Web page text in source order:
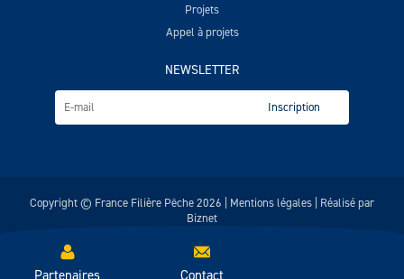
Partenaires Contact
Projets
Appel à projets
NEWSLETTER
Copyright © France Filière Pêche 2026 | Mentions légales | Réalisé par
Biznet